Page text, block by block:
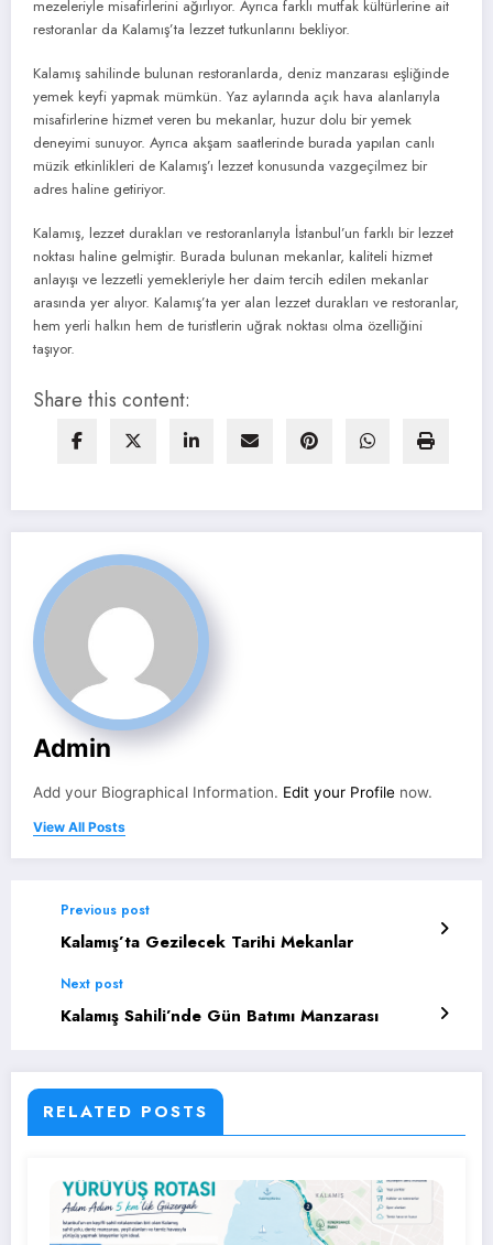
mezeleriyle misafirlerini ağırlıyor. Ayrıca farklı mutfak kültürlerine ait
restoranlar da Kalamış’ta lezzet tutkunlarını bekliyor.
Kalamış sahilinde bulunan restoranlarda, deniz manzarası eşliğinde
yemek keyfi yapmak mümkün. Yaz aylarında açık hava alanlarıyla
misafirlerine hizmet veren bu mekanlar, huzur dolu bir yemek
deneyimi sunuyor. Ayrıca akşam saatlerinde burada yapılan canlı
müzik etkinlikleri de Kalamış’ı lezzet konusunda vazgeçilmez bir
adres haline getiriyor.
Kalamış, lezzet durakları ve restoranlarıyla İstanbul’un farklı bir lezzet
noktası haline gelmiştir. Burada bulunan mekanlar, kaliteli hizmet
anlayışı ve lezzetli yemekleriyle her daim tercih edilen mekanlar
arasında yer alıyor. Kalamış’ta yer alan lezzet durakları ve restoranlar,
hem yerli halkın hem de turistlerin uğrak noktası olma özelliğini
taşıyor.
Share this content:
Admin
Add your Biographical Information. Edit your Profile now.
View All Posts
Previous post
Kalamış’ta Gezilecek Tarihi Mekanlar
Next post
Kalamış Sahili’nde Gün Batımı Manzarası
RELATED POSTS